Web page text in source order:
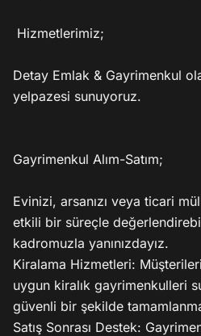
Detay Emlak & Gayrimenkul
yelpazesi sunuyoruz.
Gayrimenkul Alım-Satım;
Evinizi, arsanızı veya ticari
etkili bir süreçle
kadromuzla yanınızdayız.
Kiralama Hizmetleri:
uygun kiralık gayrimenkulleri
güvenli bir şekilde
Satış Sonrası Destek: